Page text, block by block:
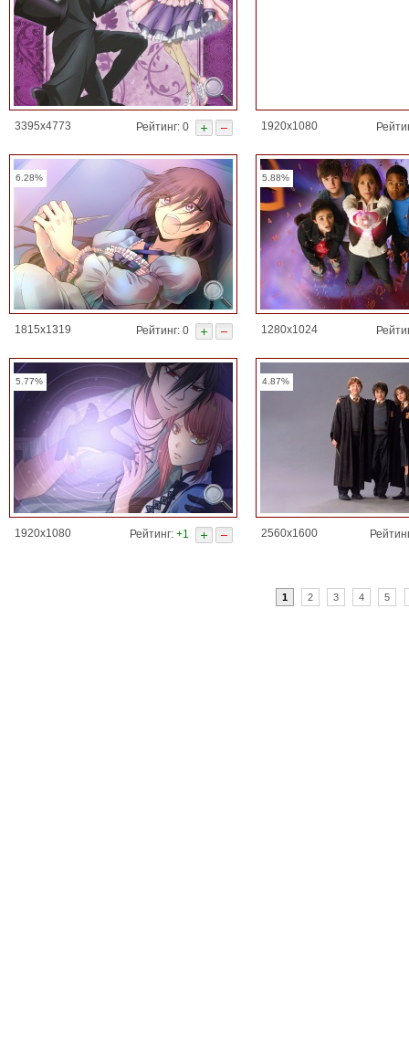
3395x4773 Рейтинг: 0 1920x1080
6.28%
1815x1319 Рейтинг: 0
5.88%
1280x1024
5.77%
1920x1080 Рейтинг: +1
4.87%
2560x1600
1 2 3 4 5